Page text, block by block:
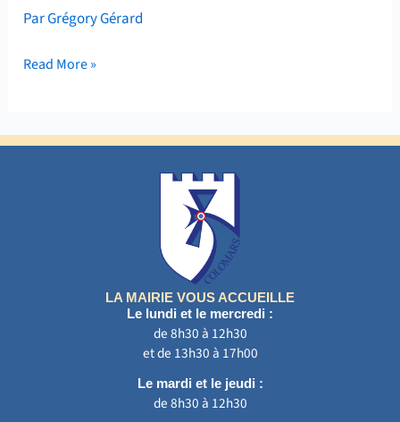
ParGrégory Gérard
Read More »
LA MAIRIE VOUS ACCUEILLE
Le lundi et le mercredi :
de 8h30 à 12h30
et de 13h30 à 17h00
Le mardi et le jeudi :
de 8h30 à 12h30